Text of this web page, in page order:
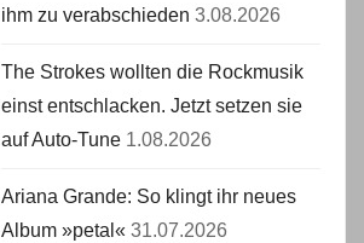
ihm zu verabschieden 3.08.2026
The Strokes wollten die Rockmusik
einst entschlacken. Jetzt setzen sie
auf Auto-Tune 1.08.2026
Ariana Grande: So klingt ihr neues
Album »petal« 31.07.2026